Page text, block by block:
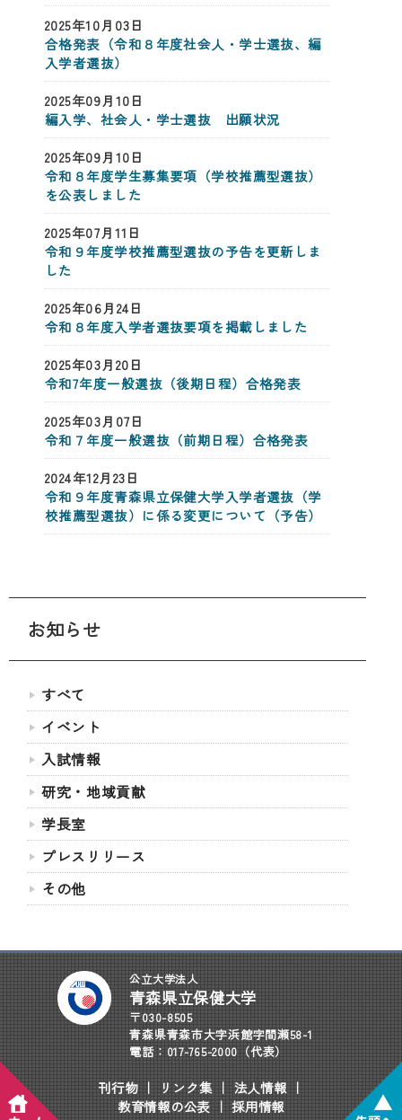
2025年10月03日
合格発表（令和８年度社会人・学士選抜、編
入学者選抜）
2025年09月10日
編入学、社会人・学士選抜 出願状況
2025年09月10日
令和８年度学生募集要項（学校推薦型選抜）
を公表しました
2025年07月11日
令和９年度学校推薦型選抜の予告を更新しま
した
2025年06月24日
令和８年度入学者選抜要項を掲載しました
2025年03月20日
令和7年度一般選抜（後期日程）合格発表
2025年03月07日
令和７年度一般選抜（前期日程）合格発表
2024年12月23日
令和９年度青森県立保健大学入学者選抜（学
校推薦型選抜）に係る変更について（予告）
お知らせ
すべて
イベント
入試情報
研究・地域貢献
学長室
プレスリリース
その他
公立大学法人
青森県立保健大学
〒030-8505
青森県青森市大字浜館字間瀬58-1
電話：017-765-2000（代表）
刊行物｜ リンク集 ｜ 法人情報 ｜
教育情報の公表｜採用情報